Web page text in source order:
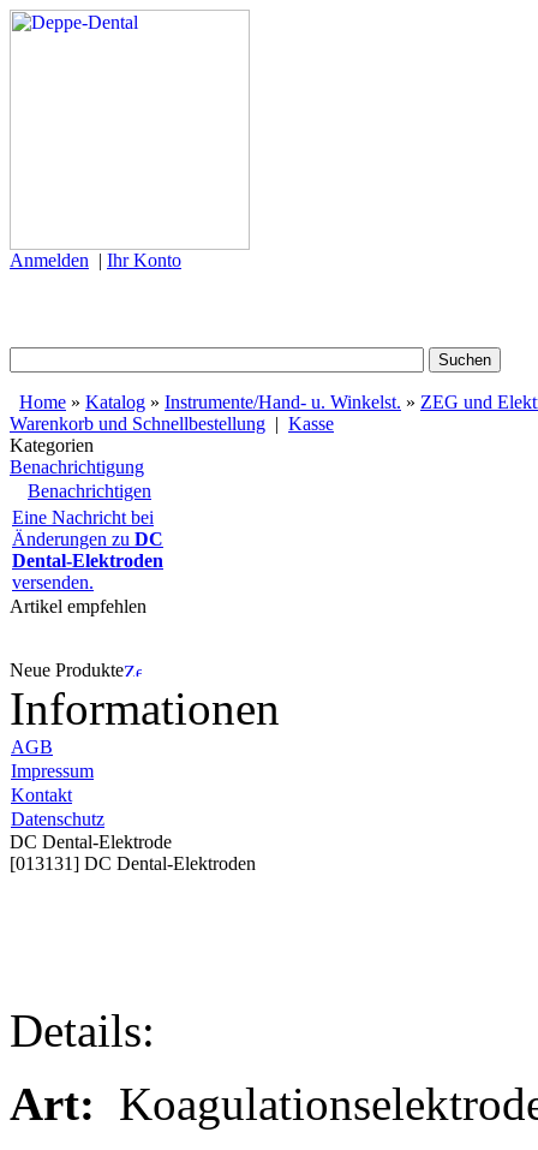
Anmelden | Ihr Konto
Home » Katalog » Instrumente/Hand- u. Winkelst. » ZEG und
Warenkorb und Schnellbestellung | Kasse
Kategorien
Benachrichtigung
Benachrichtigen
Eine Nachricht bei
Änderungen zu DC
Dental-Elektroden
versenden.
Artikel empfehlen
Neue Produkte
Informationen
AGB
Impressum
Kontakt
Datenschutz
DC Dental-Elektrode
[013131] DC Dental-Elektroden
Details:
Art: